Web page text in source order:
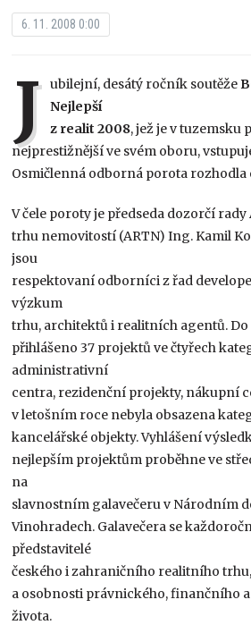
6. 11. 2008 0:00
J ubilejní, desátý ročník soutěže
Nejlepší
z realit 2008, jež je v tuzemsku
nejprestižnější ve svém oboru,
Osmičlenná odborná porota
V čele poroty je předseda dozorčí
trhu nemovitostí (ARTN) Ing. Kamil
jsou
respektovaní odborníci z řad
výzkum
trhu, architektů i realitních agentů. Do
přihlášeno 37 projektů ve čtyřech
administrativní
centra, rezidenční projekty, nákupní
v letošním roce nebyla obsazena
kancelářské objekty. Vyhlášení
nejlepším projektům proběhne ve
na
slavnostním galavečeru v Národním
Vinohradech. Galavečera se
představitelé
českého i zahraničního realitního
a osobnosti právnického, finančního
života.